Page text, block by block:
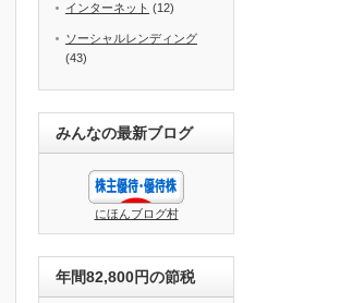
インターネット (12)
ソーシャルレンディング
(43)
みんなの最新ブログ
にほんブログ村
年間82,800円の節税